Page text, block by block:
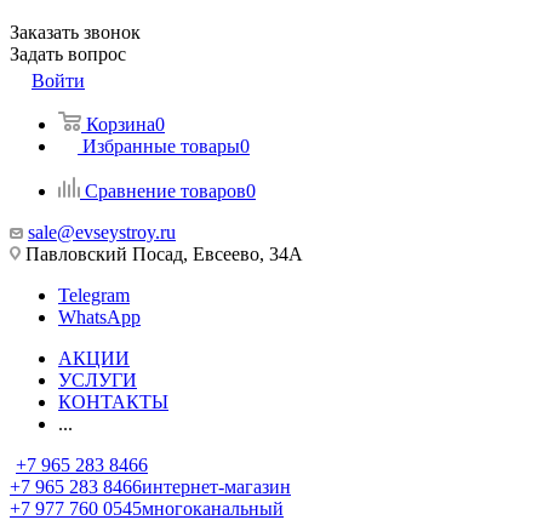
Заказать звонок
Задать вопрос
Войти
Корзина0
Избранные товары0
Сравнение товаров0
sale@evseystroy.ru
Павловский Посад, Евсеево, 34А
Telegram
WhatsApp
АКЦИИ
УСЛУГИ
КОНТАКТЫ
...
+7 965 283 8466
+7 965 283 8466интернет-магазин
+7 977 760 0545многоканальный